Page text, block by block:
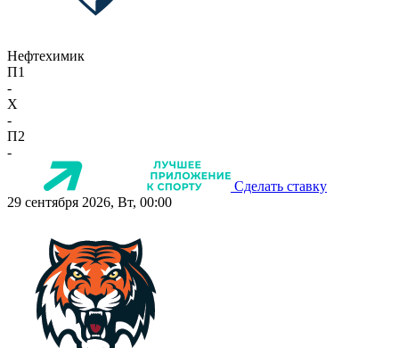
Нефтехимик
П1
-
X
-
П2
-
Сделать ставку
29 сентября 2026, Вт, 00:00